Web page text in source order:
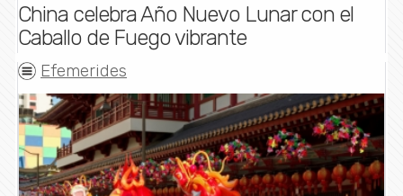
China celebra Año Nuevo Lunar con el
Caballo de Fuego vibrante
Efemerides